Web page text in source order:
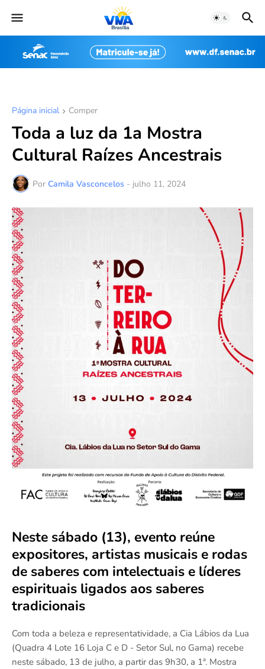
Página inicial Comper
Toda a luz da 1a Mostra
Cultural Raízes Ancestrais
Por Camila Vasconcelos - julho 11, 2024
Neste sábado (13), evento reúne
expositores, artistas musicais e rodas
de saberes com intelectuais e líderes
espirituais ligados aos saberes
tradicionais
Com toda a beleza e representatividade, a Cia Lábios da Lua
(Quadra 4 Lote 16 Loja C e D - Setor Sul, no Gama) recebe
neste sábado, 13 de julho, a partir das 9h30, a 1ª. Mostra